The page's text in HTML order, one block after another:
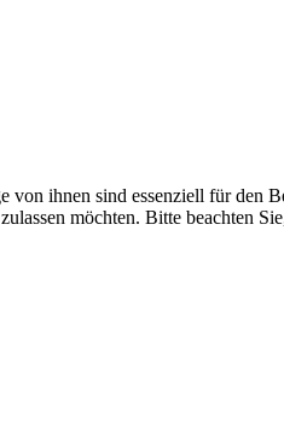
von ihnen sind essenziell für den
möchten. Bitte beachten